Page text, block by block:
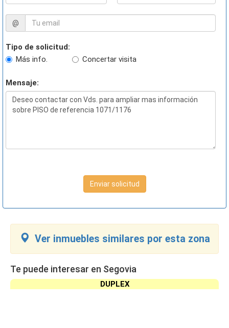
@
Tipo de solicitud:
Más info.
Concertar visita
Mensaje:
Enviar solicitud
Ver inmuebles similares por esta zona
Te puede interesar en Segovia
DUPLEX